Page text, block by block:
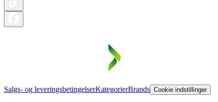
Salgs- og leveringsbetingelserKategorierBrands Cookie indstillinger